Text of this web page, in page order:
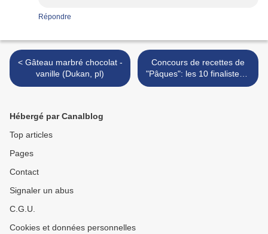
Répondre
< Gâteau marbré chocolat -
vanille (Dukan, pl)
Concours de recettes de
"Pâques": les 10 finalistes!!!
>
Hébergé par Canalblog
Top articles
Pages
Contact
Signaler un abus
C.G.U.
Cookies et données personnelles